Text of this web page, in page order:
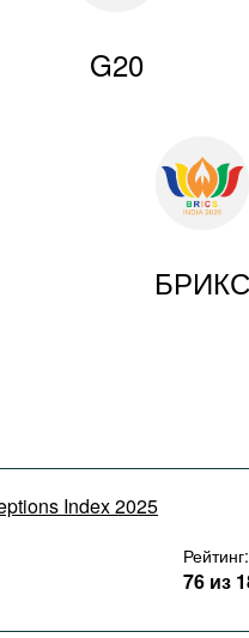
G20
БРИКС
Index 2025
Рейтинг:
76 из